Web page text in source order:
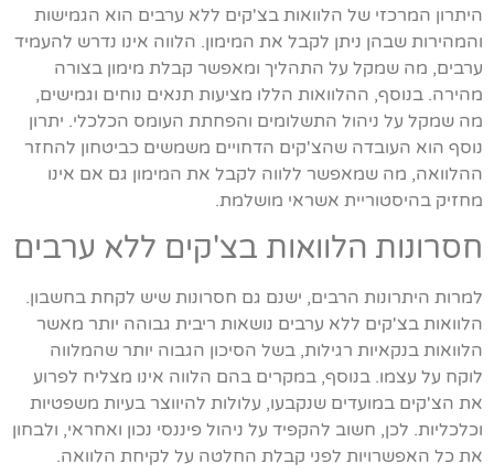
היתרון המרכזי של הלוואות בצ'קים ללא ערבים הוא הגמישות
והמהירות שבהן ניתן לקבל את המימון. הלווה אינו נדרש להעמיד
ערבים, מה שמקל על התהליך ומאפשר קבלת מימון בצורה
מהירה. בנוסף, ההלוואות הללו מציעות תנאים נוחים וגמישים,
מה שמקל על ניהול התשלומים והפחתת העומס הכלכלי. יתרון
נוסף הוא העובדה שהצ'קים הדחויים משמשים כביטחון להחזר
ההלוואה, מה שמאפשר ללווה לקבל את המימון גם אם אינו
מחזיק בהיסטוריית אשראי מושלמת.
חסרונות הלוואות בצ'קים ללא ערבים
למרות היתרונות הרבים, ישנם גם חסרונות שיש לקחת בחשבון.
הלוואות בצ'קים ללא ערבים נושאות ריבית גבוהה יותר מאשר
הלוואות בנקאיות רגילות, בשל הסיכון הגבוה יותר שהמלווה
לוקח על עצמו. בנוסף, במקרים בהם הלווה אינו מצליח לפרוע
את הצ'קים במועדים שנקבעו, עלולות להיווצר בעיות משפטיות
וכלכליות. לכן, חשוב להקפיד על ניהול פיננסי נכון ואחראי, ולבחון
את כל האפשרויות לפני קבלת החלטה על לקיחת הלוואה.